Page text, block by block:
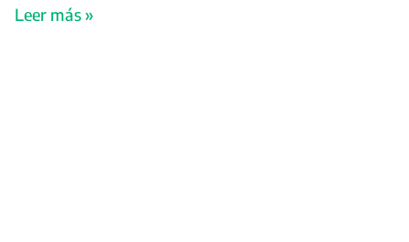
Leer más »